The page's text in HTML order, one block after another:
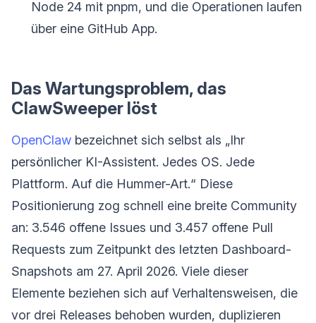
Node 24 mit pnpm, und die Operationen laufen
über eine GitHub App.
Das Wartungsproblem, das
ClawSweeper löst
OpenClaw bezeichnet sich selbst als „Ihr
persönlicher KI-Assistent. Jedes OS. Jede
Plattform. Auf die Hummer-Art.“ Diese
Positionierung zog schnell eine breite Community
an: 3.546 offene Issues und 3.457 offene Pull
Requests zum Zeitpunkt des letzten Dashboard-
Snapshots am 27. April 2026. Viele dieser
Elemente beziehen sich auf Verhaltensweisen, die
vor drei Releases behoben wurden, duplizieren